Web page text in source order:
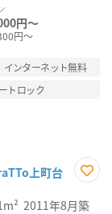
円～
円～
インターネット無料
トロック
上町台
に入
2011年8月築